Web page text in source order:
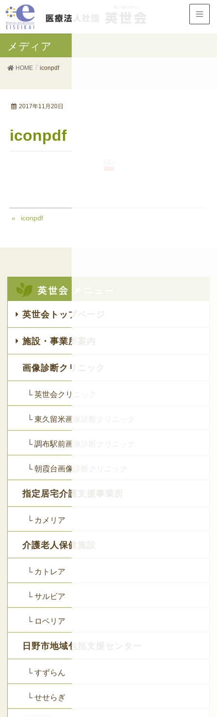
メディア
HOME iconpdf
2017年11月20日
iconpdf
iconpdf
英世会トップページ
施設・事業所案内
画像診断クリニック
└ 英世会クリニック
└ 東久留米画像診断クリニック
└ 調布駅前画像診断クリニック
└ 朝霞台画像診断クリニック
指定居宅介護支援事業所
└ カメリア
介護老人保健施設
└ カトレア
└ サルビア
└ ロベリア
日野市地域包括支援センター
└ すずらん
└ せせらぎ